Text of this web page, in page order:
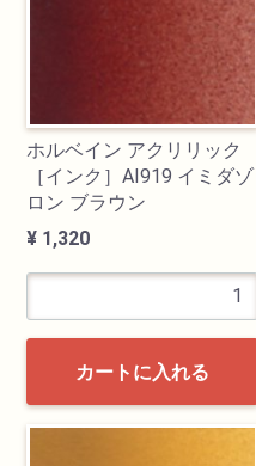
ホルベイン アクリリック
［インク］AI919 イミダゾ
ロン ブラウン
¥ 1,320
カートに入れる